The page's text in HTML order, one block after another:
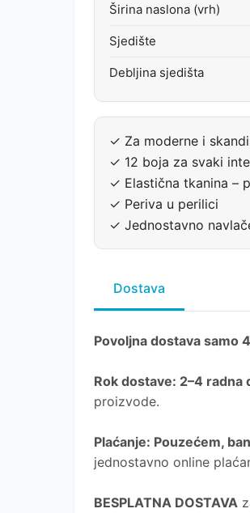
Širina naslona (vrh)
Sjedište
Debljina sjedišta
✓ Za moderne i
✓ 12 boja za svaki
✓ Elastična tkanina –
✓ Periva u perilici
✓ Jednostavno
Dostava
Povoljna dostava samo
Rok dostave: 2–4 radna
proizvode.
Plaćanje: Pouzećem,
jednostavno online
BESPLATNA DOSTAVA